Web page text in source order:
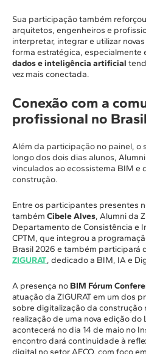
Sua participação também
arquitetos, engenheiros e
interpretar, integrar e utilizar
forma estratégica, especialmente
dados e inteligência artificial
vez mais conectada.
Conexão com a
profissional no Brasil
Além da participação no painel, o
longo dos dois dias alunos,
vinculados ao ecossistema BIM e
construção.
Entre os participantes presentes
também Cibele Alves, Alumni da
Departamento de Consistência e
CPTM, que integrou a
Brasil 2026 e também participará
ZIGURAT, dedicado a BIM, IA e
A presença no BIM Fórum
atuação da ZIGURAT em um dos
sobre digitalização da construção
realização de uma nova edição do
acontecerá no dia 14 de maio no
encontro dará continuidade à